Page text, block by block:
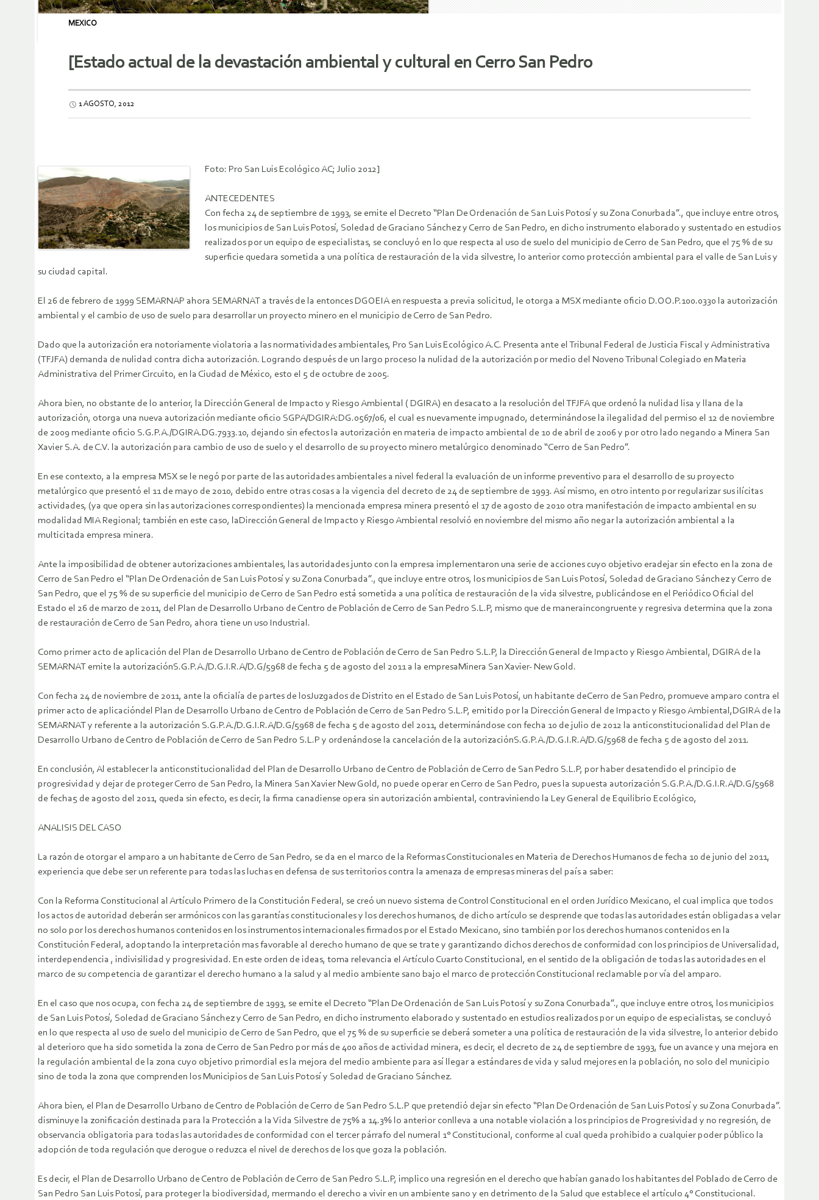
MEXICO
[Estado actual de la devastación ambiental y cultural en Cerro San Pedro
1 AGOSTO, 2012
Foto: Pro San Luis Ecológico AC; Julio 2012]
ANTECEDENTES
Con fecha 24 de septiembre de 1993, se emite el Decreto “Plan De Ordenación de San Luis Potosí y su Zona Conurbada”., que incluye entre otros,
los municipios de San Luis Potosí, Soledad de Graciano Sánchez y Cerro de San Pedro, en dicho instrumento elaborado y sustentado en estudios
realizados por un equipo de especialistas, se concluyó en lo que respecta al uso de suelo del municipio de Cerro de San Pedro, que el 75 % de su
superficie quedara sometida a una política de restauración de la vida silvestre, lo anterior como protección ambiental para el valle de San Luis y
su ciudad capital.
El 26 de febrero de 1999 SEMARNAP ahora SEMARNAT a través de la entonces DGOEIA en respuesta a previa solicitud, le otorga a MSX mediante oficio D.OO.P.100.0330 la autorización
ambiental y el cambio de uso de suelo para desarrollar un proyecto minero en el municipio de Cerro de San Pedro.
Dado que la autorización era notoriamente violatoria a las normatividades ambientales, Pro San Luis Ecológico A.C. Presenta ante el Tribunal Federal de Justicia Fiscal y Administrativa
(TFJFA) demanda de nulidad contra dicha autorización. Logrando después de un largo proceso la nulidad de la autorización por medio del Noveno Tribunal Colegiado en Materia
Administrativa del Primer Circuito, en la Ciudad de México, esto el 5 de octubre de 2005.
Ahora bien, no obstante de lo anterior, la Dirección General de Impacto y Riesgo Ambiental ( DGIRA) en desacato a la resolución del TFJFA que ordenó la nulidad lisa y llana de la
autorización, otorga una nueva autorización mediante oficio SGPA/DGIRA:DG.0567/06, el cual es nuevamente impugnado, determinándose la ilegalidad del permiso el 12 de noviembre
de 2009 mediante oficio S.G.P.A./DGIRA.DG.7933.10, dejando sin efectos la autorización en materia de impacto ambiental de 10 de abril de 2006 y por otro lado negando a Minera San
Xavier S.A. de C.V. la autorización para cambio de uso de suelo y el desarrollo de su proyecto minero metalúrgico denominado “Cerro de San Pedro”.
En ese contexto, a la empresa MSX se le negó por parte de las autoridades ambientales a nivel federal la evaluación de un informe preventivo para el desarrollo de su proyecto
metalúrgico que presentó el 11 de mayo de 2010, debido entre otras cosas a la vigencia del decreto de 24 de septiembre de 1993. Así mismo, en otro intento por regularizar sus ilícitas
actividades, (ya que opera sin las autorizaciones correspondientes) la mencionada empresa minera presentó el 17 de agosto de 2010 otra manifestación de impacto ambiental en su
modalidad MIA Regional; también en este caso, laDirección General de Impacto y Riesgo Ambiental resolvió en noviembre del mismo año negar la autorización ambiental a la
multicitada empresa minera.
Ante la imposibilidad de obtener autorizaciones ambientales, las autoridades junto con la empresa implementaron una serie de acciones cuyo objetivo eradejar sin efecto en la zona de
Cerro de San Pedro el “Plan De Ordenación de San Luis Potosí y su Zona Conurbada”., que incluye entre otros, los municipios de San Luis Potosí, Soledad de Graciano Sánchez y Cerro de
San Pedro, que el 75 % de su superficie del municipio de Cerro de San Pedro está sometida a una política de restauración de la vida silvestre, publicándose en el Periódico Oficial del
Estado el 26 de marzo de 2011, del Plan de Desarrollo Urbano de Centro de Población de Cerro de San Pedro S.L.P, mismo que de maneraincongruente y regresiva determina que la zona
de restauración de Cerro de San Pedro, ahora tiene un uso Industrial.
Como primer acto de aplicación del Plan de Desarrollo Urbano de Centro de Población de Cerro de San Pedro S.L.P, la Dirección General de Impacto y Riesgo Ambiental, DGIRA de la
SEMARNAT emite la autorizaciónS.G.P.A./D.G.I.R.A/D.G/5968 de fecha 5 de agosto del 2011 a la empresaMinera San Xavier- New Gold.
Con fecha 24 de noviembre de 2011, ante la oficialía de partes de losJuzgados de Distrito en el Estado de San Luis Potosí, un habitante deCerro de San Pedro, promueve amparo contra el
primer acto de aplicacióndel Plan de Desarrollo Urbano de Centro de Población de Cerro de San Pedro S.L.P, emitido por la Dirección General de Impacto y Riesgo Ambiental,DGIRA de la
SEMARNAT y referente a la autorización S.G.P.A./D.G.I.R.A/D.G/5968 de fecha 5 de agosto del 2011, determinándose con fecha 10 de julio de 2012 la anticonstitucionalidad del Plan de
Desarrollo Urbano de Centro de Población de Cerro de San Pedro S.L.P y ordenándose la cancelación de la autorizaciónS.G.P.A./D.G.I.R.A/D.G/5968 de fecha 5 de agosto del 2011.
En conclusión, Al establecer la anticonstitucionalidad del Plan de Desarrollo Urbano de Centro de Población de Cerro de San Pedro S.L.P, por haber desatendido el principio de
progresividad y dejar de proteger Cerro de San Pedro, la Minera San Xavier New Gold, no puede operar en Cerro de San Pedro, pues la supuesta autorización S.G.P.A./D.G.I.R.A/D.G/5968
de fecha5 de agosto del 2011, queda sin efecto, es decir, la firma canadiense opera sin autorización ambiental, contraviniendo la Ley General de Equilibrio Ecológico,
ANALISIS DEL CASO
La razón de otorgar el amparo a un habitante de Cerro de San Pedro, se da en el marco de la Reformas Constitucionales en Materia de Derechos Humanos de fecha 10 de junio del 2011,
experiencia que debe ser un referente para todas las luchas en defensa de sus territorios contra la amenaza de empresas mineras del país a saber:
Con la Reforma Constitucional al Artículo Primero de la Constitución Federal, se creó un nuevo sistema de Control Constitucional en el orden Jurídico Mexicano, el cual implica que todos
los actos de autoridad deberán ser armónicos con las garantías constitucionales y los derechos humanos, de dicho artículo se desprende que todas las autoridades están obligadas a velar
no solo por los derechos humanos contenidos en los instrumentos internacionales firmados por el Estado Mexicano, sino también por los derechos humanos contenidos en la
Constitución Federal, adoptando la interpretación mas favorable al derecho humano de que se trate y garantizando dichos derechos de conformidad con los principios de Universalidad,
interdependencia , indivisilidad y progresividad. En este orden de ideas, toma relevancia el Artículo Cuarto Constitucional, en el sentido de la obligación de todas las autoridades en el
marco de su competencia de garantizar el derecho humano a la salud y al medio ambiente sano bajo el marco de protección Constitucional reclamable por vía del amparo.
En el caso que nos ocupa, con fecha 24 de septiembre de 1993, se emite el Decreto “Plan De Ordenación de San Luis Potosí y su Zona Conurbada”., que incluye entre otros, los municipios
de San Luis Potosí, Soledad de Graciano Sánchez y Cerro de San Pedro, en dicho instrumento elaborado y sustentado en estudios realizados por un equipo de especialistas, se concluyó
en lo que respecta al uso de suelo del municipio de Cerro de San Pedro, que el 75 % de su superficie se deberá someter a una política de restauración de la vida silvestre, lo anterior debido
al deterioro que ha sido sometida la zona de Cerro de San Pedro por más de 400 años de actividad minera, es decir, el decreto de 24 de septiembre de 1993, fue un avance y una mejora en
la regulación ambiental de la zona cuyo objetivo primordial es la mejora del medio ambiente para así llegar a estándares de vida y salud mejores en la población, no solo del municipio
sino de toda la zona que comprenden los Municipios de San Luis Potosí y Soledad de Graciano Sánchez.
Ahora bien, el Plan de Desarrollo Urbano de Centro de Población de Cerro de San Pedro S.L.P que pretendió dejar sin efecto “Plan De Ordenación de San Luis Potosí y su Zona Conurbada”.
disminuye la zonificación destinada para la Protección a la Vida Silvestre de 75% a 14.3% lo anterior conlleva a una notable violación a los principios de Progresividad y no regresión, de
observancia obligatoria para todas las autoridades de conformidad con el tercer párrafo del numeral 1° Constitucional, conforme al cual queda prohibido a cualquier poder público la
adopción de toda regulación que derogue o reduzca el nivel de derechos de los que goza la población.
Es decir, el Plan de Desarrollo Urbano de Centro de Población de Cerro de San Pedro S.L.P, implico una regresión en el derecho que habían ganado los habitantes del Poblado de Cerro de
San Pedro San Luis Potosí, para proteger la biodiversidad, mermando el derecho a vivir en un ambiente sano y en detrimento de la Salud que establece el artículo 4° Constitucional.